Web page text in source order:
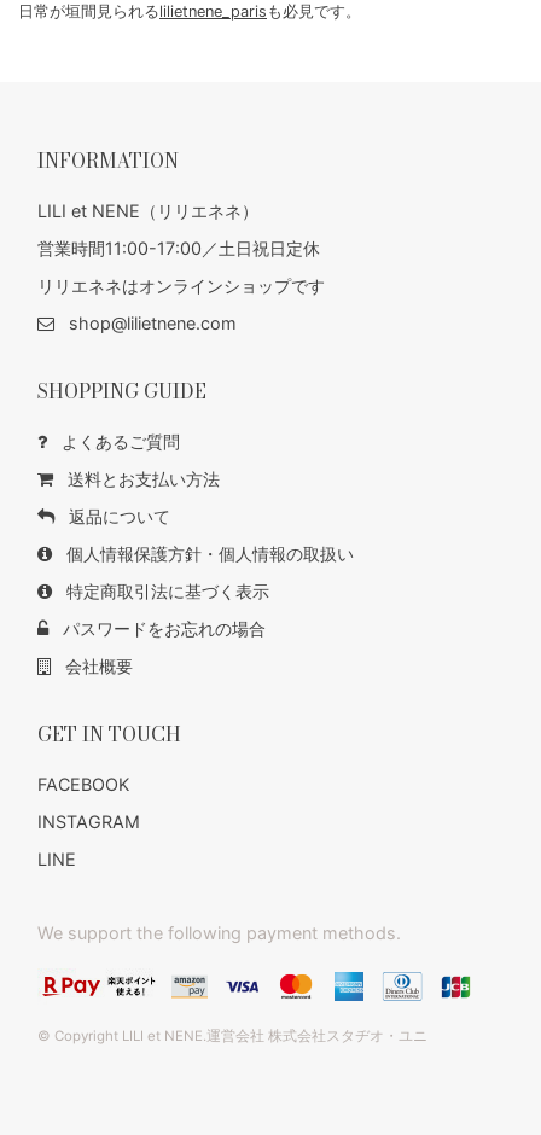
日常が垣間見られるlilietnene_paris も必見です。
INFORMATION
LILI et NENE（リリエネネ）
営業時間11:00-17:00／土日祝日定休
リリエネネはオンラインショップです
shop@lilietnene.com
SHOPPING GUIDE
よくあるご質問
送料とお支払い方法
返品について
個人情報保護方針・個人情報の取扱い
特定商取引法に基づく表示
パスワードをお忘れの場合
会社概要
GET IN TOUCH
FACEBOOK
INSTAGRAM
LINE
We support the following payment methods.
© Copyright LILI et NENE.運営会社 株式会社スタヂオ・ユニ